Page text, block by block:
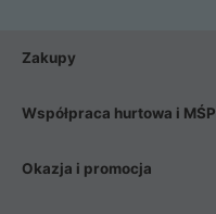
wentylatory. Na koniec
Zakupy
Współpraca hurtowa i MŚP
Okazja i promocja